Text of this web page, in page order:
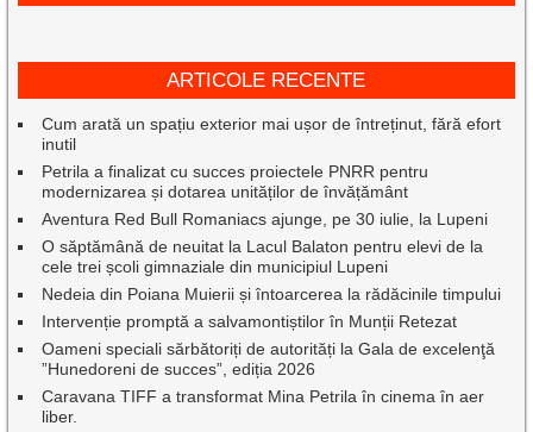
ARTICOLE RECENTE
Cum arată un spațiu exterior mai ușor de întreținut, fără efort
inutil
Petrila a finalizat cu succes proiectele PNRR pentru
modernizarea și dotarea unităților de învățământ
Aventura Red Bull Romaniacs ajunge, pe 30 iulie, la Lupeni
O săptămână de neuitat la Lacul Balaton pentru elevi de la
cele trei școli gimnaziale din municipiul Lupeni
Nedeia din Poiana Muierii și întoarcerea la rădăcinile timpului
Intervenție promptă a salvamontiștilor în Munții Retezat
Oameni speciali sărbătoriți de autorități la Gala de excelenţă
”Hunedoreni de succes”, ediția 2026
Caravana TIFF a transformat Mina Petrila în cinema în aer
liber.